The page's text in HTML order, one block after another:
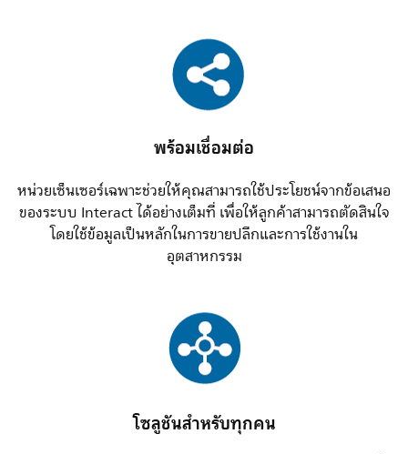
พร้อมเชื่อมต่อ
หน่วยเซ็นเซอร์เฉพาะช่วยให้คุณสามารถใช้ประโยชน์จากข้อเสนอ
ของระบบ Interact ได้อย่างเต็มที่ เพื่อให้ลูกค้าสามารถตัดสินใจ
โดยใช้ข้อมูลเป็นหลักในการขายปลีกและการใช้งานใน
อุตสาหกรรม
โซลูชันสำหรับทุกคน